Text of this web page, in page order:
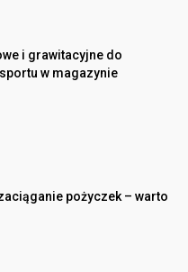
i grawitacyjne do
w magazynie
pożyczek – warto